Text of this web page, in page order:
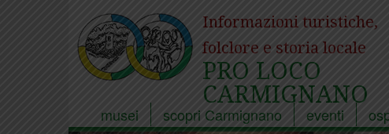
Informazioni turistiche,
folclore e storia locale
PRO LOCO
CARMIGNANO
musei scopri Carmignano eventi